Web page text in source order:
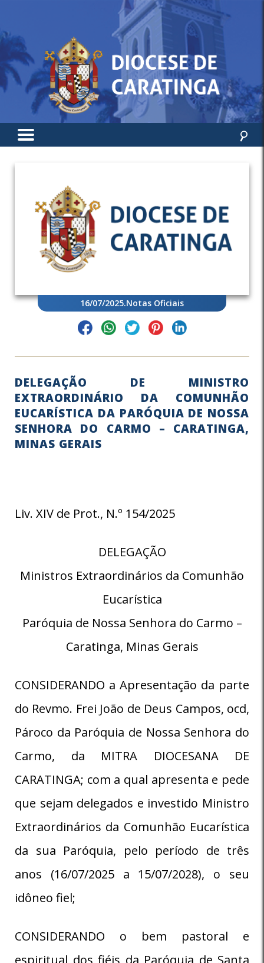
16/07/2025.Notas Oficiais
DELEGAÇÃO DE MINISTRO
EXTRAORDINÁRIO DA COMUNHÃO
EUCARÍSTICA DA PARÓQUIA DE NOSSA
SENHORA DO CARMO – CARATINGA,
MINAS GERAIS
Liv. XIV de Prot., N.º 154/2025
DELEGAÇÃO
Ministros Extraordinários da Comunhão
Eucarística
Paróquia de Nossa Senhora do Carmo –
Caratinga, Minas Gerais
CONSIDERANDO a Apresentação da parte
do Revmo. Frei João de Deus Campos, ocd,
Pároco da Paróquia de Nossa Senhora do
Carmo, da MITRA DIOCESANA DE
CARATINGA; com a qual apresenta e pede
que sejam delegados e investido Ministro
Extraordinários da Comunhão Eucarística
da sua Paróquia, pelo período de três
anos (16/07/2025 a 15/07/2028), o seu
idôneo fiel;
CONSIDERANDO o bem pastoral e
espiritual dos fiéis da Paróquia de Santa